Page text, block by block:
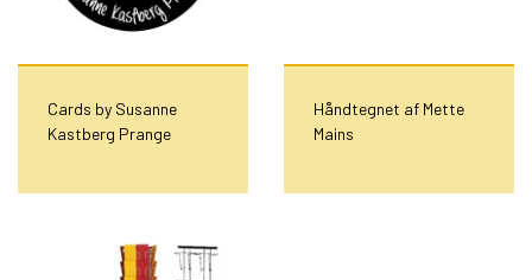
Cards by Susanne
Kastberg Prange
Håndtegnet af Mette
Mains